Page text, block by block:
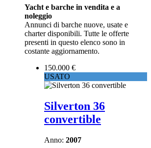
Yacht e barche in vendita e a
noleggio
Annunci di barche nuove, usate e
charter disponibili. Tutte le offerte
presenti in questo elenco sono in
costante aggiornamento.
150.000 €
USATO
Silverton 36
convertible
Anno: 2007